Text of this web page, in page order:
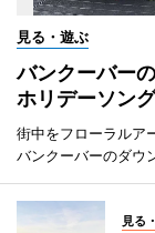
見る・遊ぶ
バンクーバー
ホリデーソン
街中をフローラルア
バンクーバーのダウ
見る